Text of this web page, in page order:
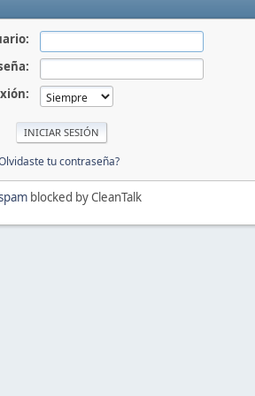
tu contraseña?
blocked by CleanTalk